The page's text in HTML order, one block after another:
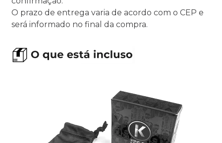
O prazo de entrega varia de acordo com o CEP e
será informado no final da compra.